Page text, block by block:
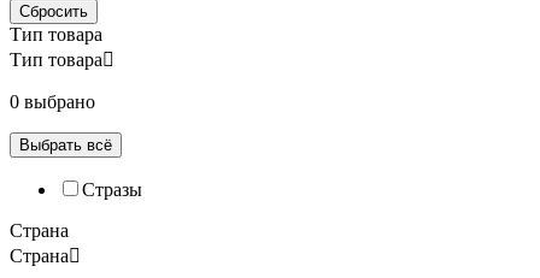
Сбросить
Тип товара
Тип товара
0 выбрано
Выбрать всё
Стразы
Страна
Страна